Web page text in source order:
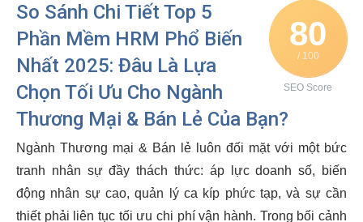
80
/ 100
SEO Score
So Sánh Chi Tiết Top 5
Phần Mềm HRM Phổ Biến
Nhất 2025: Đâu Là Lựa
Chọn Tối Ưu Cho Ngành
Thương Mại & Bán Lẻ Của Bạn?
Ngành Thương mại & Bán lẻ luôn đối mặt với một bức
tranh nhân sự đầy thách thức: áp lực doanh số, biến
động nhân sự cao, quản lý ca kíp phức tạp, và sự cần
thiết phải liên tục tối ưu chi phí vận hành. Trong bối cảnh